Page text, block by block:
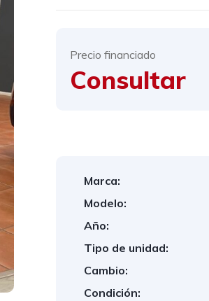
Precio financiado
Consultar
Marca:
Modelo:
Año:
Tipo de unidad:
Cambio:
Condición: